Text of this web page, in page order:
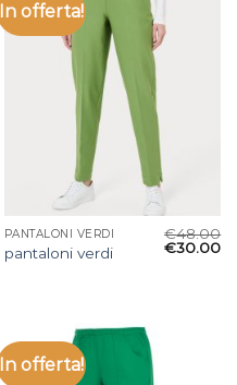
In offerta!
PANTALONI VERDI
pantaloni verdi
€48.00
€30.00
In offerta!